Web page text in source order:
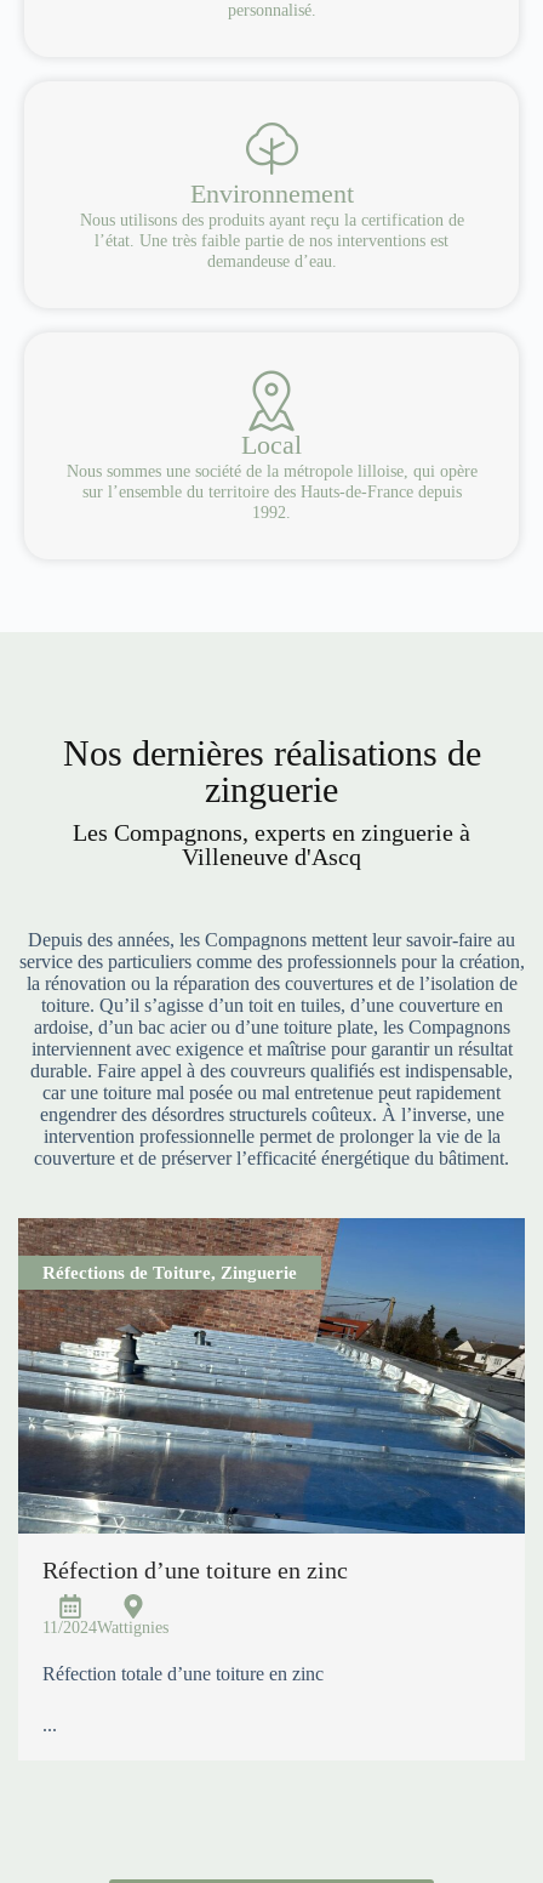
personnalisé.
Environnement
Nous utilisons des produits ayant reçu la certification de
l’état. Une très faible partie de nos interventions est
demandeuse d’eau.
Local
Nous sommes une société de la métropole lilloise, qui opère
sur l’ensemble du territoire des Hauts-de-France depuis
1992.
Nos dernières réalisations de
zinguerie
Les Compagnons, experts en zinguerie à
Villeneuve d'Ascq
Depuis des années, les Compagnons mettent leur savoir-faire au
service des particuliers comme des professionnels pour la création,
la rénovation ou la réparation des couvertures et de l’isolation de
toiture. Qu’il s’agisse d’un toit en tuiles, d’une couverture en
ardoise, d’un bac acier ou d’une toiture plate, les Compagnons
interviennent avec exigence et maîtrise pour garantir un résultat
durable. Faire appel à des couvreurs qualifiés est indispensable,
car une toiture mal posée ou mal entretenue peut rapidement
engendrer des désordres structurels coûteux. À l’inverse, une
intervention professionnelle permet de prolonger la vie de la
couverture et de préserver l’efficacité énergétique du bâtiment.
Réfections de Toiture, Zinguerie
Réfection d’une toiture en zinc
11/2024Wattignies
Réfection totale d’une toiture en zinc
...